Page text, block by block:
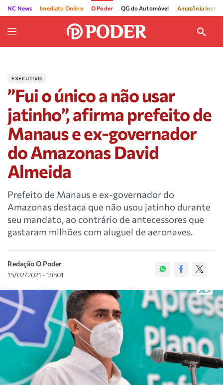
NC News Imediato Online O Poder QG do Automóvel Amazônia
EXECUTIVO
”Fui o único a não usar
jatinho”, afirma prefeito de
Manaus e ex-governador
do Amazonas David
Almeida
Prefeito de Manaus e ex-governador do
Amazonas destaca que não usou jatinho durante
seu mandato, ao contrário de antecessores que
gastaram milhões com aluguel de aeronaves.
Redação O Poder
15/02/2021 - 18h01